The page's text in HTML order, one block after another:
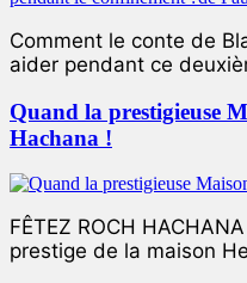
Comment le conte de
aider pendant ce
Quand la prestigieuse
Hachana !
FÊTEZ ROCH
prestige de la maison